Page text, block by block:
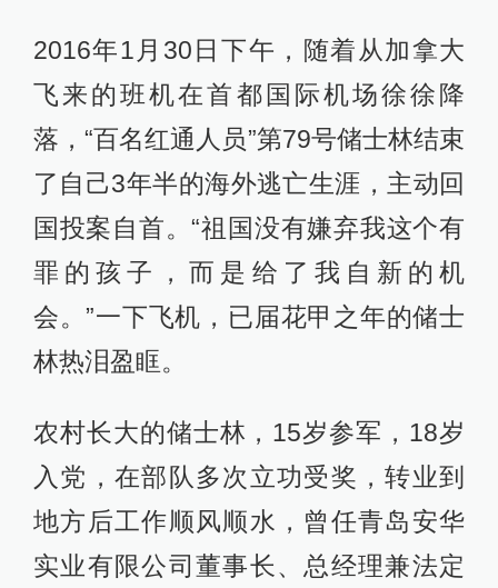
2016年1月30日下午，随着从加拿大
飞来的班机在首都国际机场徐徐降
落，“百名红通人员”第79号储士林结束
了自己3年半的海外逃亡生涯，主动回
国投案自首。“祖国没有嫌弃我这个有
罪的孩子，而是给了我自新的机
会。”一下飞机，已届花甲之年的储士
林热泪盈眶。
农村长大的储士林，15岁参军，18岁
入党，在部队多次立功受奖，转业到
地方后工作顺风顺水，曾任青岛安华
实业有限公司董事长、总经理兼法定